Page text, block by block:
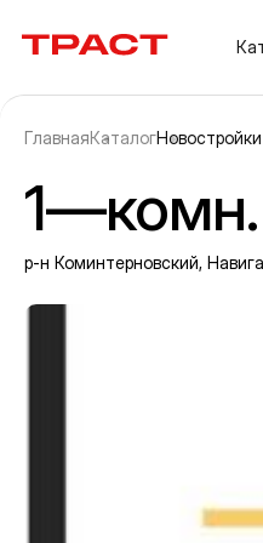
Траст | Служба
ГлавнаяКаталогНовостройки
1—комн.
р-н Коминтерновский,